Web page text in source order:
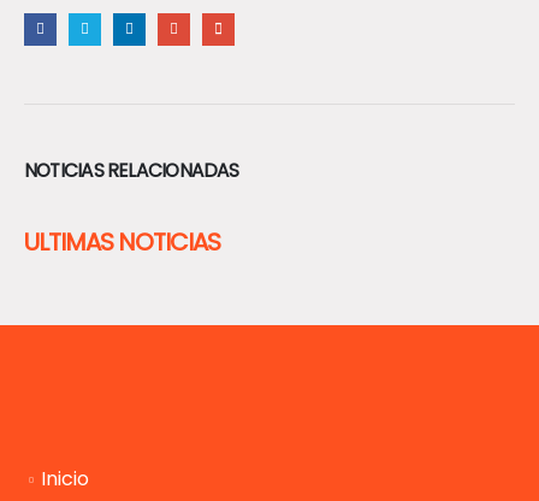
NOTICIAS RELACIONADAS
ULTIMAS NOTICIAS
Inicio